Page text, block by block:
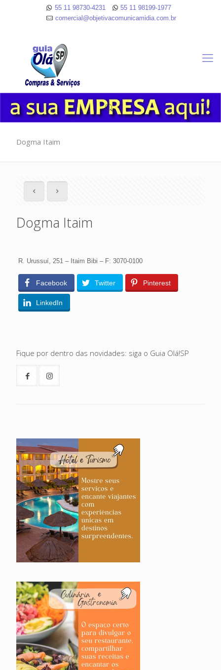
55 11 98730-4231
55 11 98199-1977
comercial@objetivacomunicamidia.com.br
Dogma Itaim
Dogma Itaim
R. Urussuí, 251 – Itaim Bibi – F: 3070-0100
Facebook Twitter Pinterest
LinkedIn
Fique por dentro das novidades: siga o Guia Olá!SP